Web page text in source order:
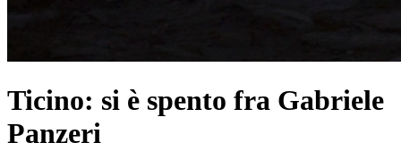
Ticino: si è spento fra Gabriele
Panzeri